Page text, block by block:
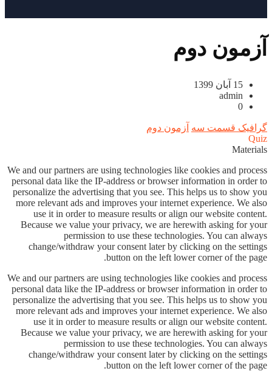
آزمون دوم
15 آبان 1399
admin
0
گرافیک قسمت سه آزمون دوم
Quiz
Materials
We and our partners are using technologies like cookies and process
personal data like the IP-address or browser information in order to
personalize the advertising that you see. This helps us to show you
more relevant ads and improves your internet experience. We also
use it in order to measure results or align our website content.
Because we value your privacy, we are herewith asking for your
permission to use these technologies. You can always
change/withdraw your consent later by clicking on the settings
button on the left lower corner of the page.
We and our partners are using technologies like cookies and process
personal data like the IP-address or browser information in order to
personalize the advertising that you see. This helps us to show you
more relevant ads and improves your internet experience. We also
use it in order to measure results or align our website content.
Because we value your privacy, we are herewith asking for your
permission to use these technologies. You can always
change/withdraw your consent later by clicking on the settings
button on the left lower corner of the page.